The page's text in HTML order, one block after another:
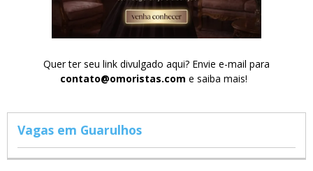
Quer ter seu link divulgado aqui? Envie e-mail para
contato@omoristas.com e saiba mais!
Vagas em Guarulhos